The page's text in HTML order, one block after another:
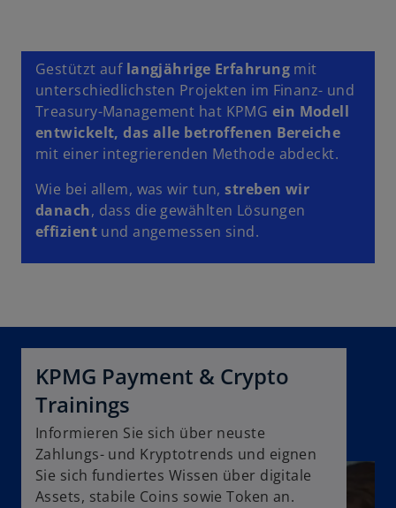
s
t
e
r
k
a
t
e
g
e
f
n
e
Gestützt auf langjährige Erfahrungmit
unterschiedlichsten Projekten im Finanz- und
Treasury-Management hat KPMG ein Modell
entwickelt, das alle betroffenen Bereiche
mit einer integrierenden Methode abdeckt.
Wie bei allem, was wir tun, streben wir
danach, dass die gewählten Lösungen
effizientund angemessen sind.
KPMG Payment & Crypto
Trainings
Informieren Sie sich über neuste
Zahlungs- und Kryptotrends und eignen
Sie sich fundiertes Wissen über digitale
Assets, stabile Coins sowie Token an.